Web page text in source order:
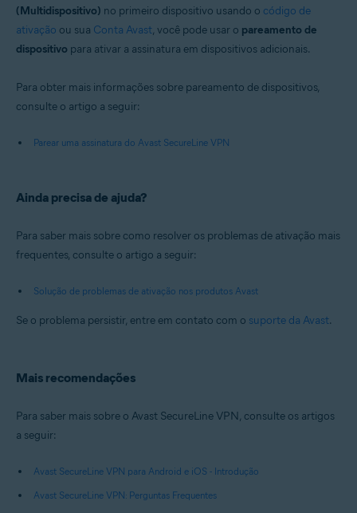
(Multidispositivo) no primeiro dispositivo usando o código de
ativação ou sua Conta Avast, você pode usar o pareamento de
dispositivo para ativar a assinatura em dispositivos adicionais.
Para obter mais informações sobre pareamento de dispositivos,
consulte o artigo a seguir:
Parear uma assinatura do Avast SecureLine VPN
Ainda precisa de ajuda?
Para saber mais sobre como resolver os problemas de ativação mais
frequentes, consulte o artigo a seguir:
Solução de problemas de ativação nos produtos Avast
Se o problema persistir, entre em contato com o suporte da Avast.
Mais recomendações
Para saber mais sobre o Avast SecureLine VPN, consulte os artigos
a seguir:
Avast SecureLine VPN para Android e iOS - Introdução
Avast SecureLine VPN: Perguntas Frequentes